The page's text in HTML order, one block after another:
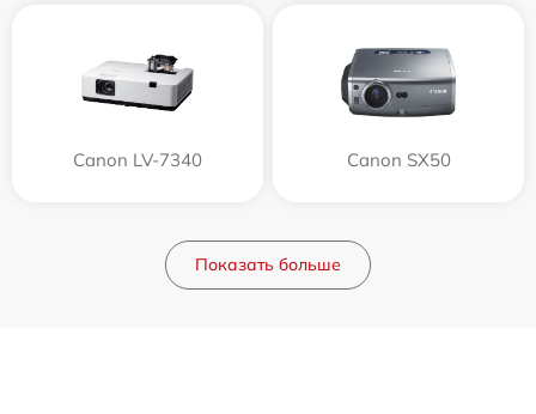
Canon LV-7340 Canon SX50
Показать больше